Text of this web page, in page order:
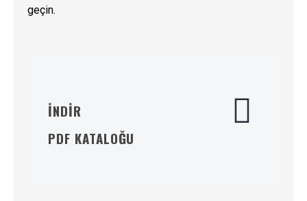
geçin.
İNDİR
PDF KATALOĞU